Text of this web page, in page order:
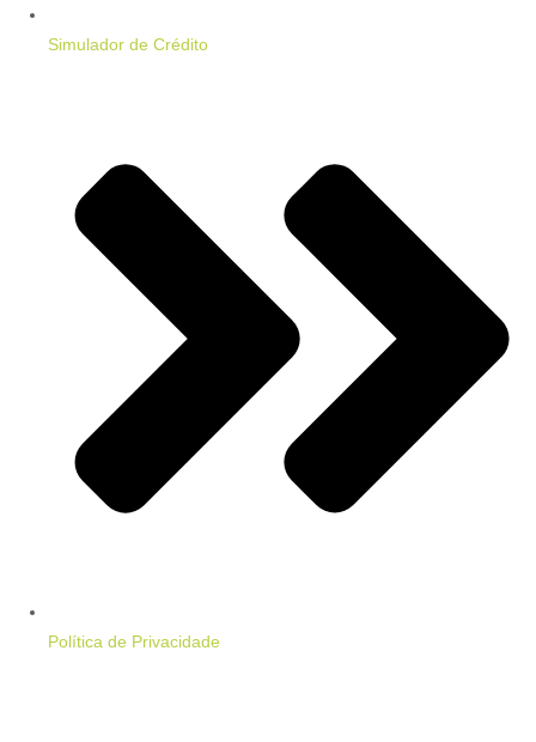
Simulador de Crédito
Política de Privacidade